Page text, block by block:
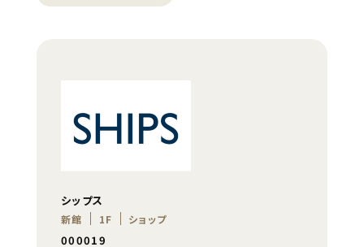
シップス
新館 1F ショップ
000019